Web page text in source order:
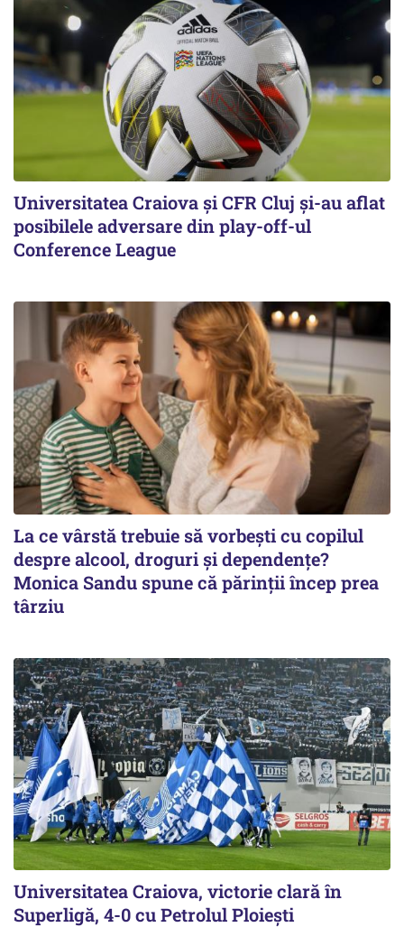
Universitatea Craiova și CFR Cluj și-au aflat
posibilele adversare din play-off-ul
Conference League
La ce vârstă trebuie să vorbești cu copilul
despre alcool, droguri și dependențe?
Monica Sandu spune că părinții încep prea
târziu
Universitatea Craiova, victorie clară în
Superligă, 4-0 cu Petrolul Ploieşti